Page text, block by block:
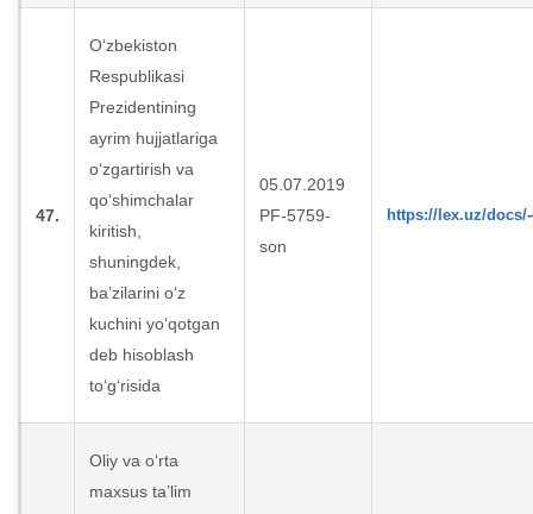
47.
O‘zbekiston
Respublikasi
Prezidentining
ayrim hujjatlariga
o‘zgartirish va
qo‘shimchalar
kiritish,
shuningdek,
ba’zilarini o‘z
kuchini yo‘qotgan
deb hisoblash
to‘g‘risida
05.07.2019
PF-5759-
son
https://lex.uz/docs/-
Oliy va o‘rta
maxsus ta’lim